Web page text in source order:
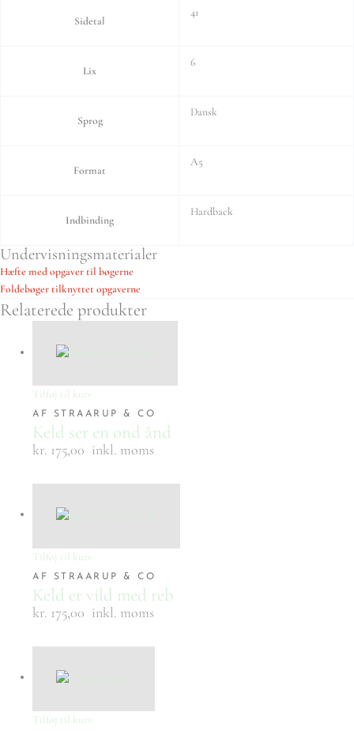
Sidetal
41
Lix
6
Sprog
Dansk
Format
A5
Indbinding
Hardback
Undervisningsmaterialer
Hæfte med opgaver til bøgerne
Foldebøger tilknyttet opgaverne
Relaterede produkter
Tilføj til kurv
AF STRAARUP & CO
Keld ser en ond ånd
kr. 175,00 inkl. moms
Tilføj til kurv
AF STRAARUP & CO
Keld er vild med reb
kr. 175,00 inkl. moms
Tilføj til kurv